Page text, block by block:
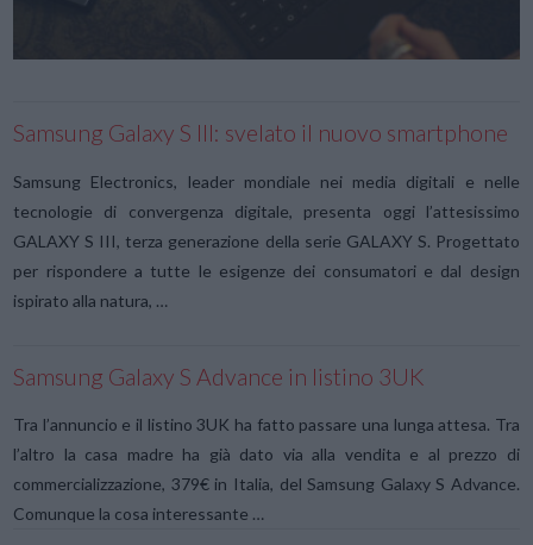
Samsung Galaxy S III: svelato il nuovo smartphone
Samsung Electronics, leader mondiale nei media digitali e nelle
tecnologie di convergenza digitale, presenta oggi l’attesissimo
GALAXY S III, terza generazione della serie GALAXY S. Progettato
per rispondere a tutte le esigenze dei consumatori e dal design
ispirato alla natura, …
Samsung Galaxy S Advance in listino 3UK
Tra l’annuncio e il listino 3UK ha fatto passare una lunga attesa. Tra
l’altro la casa madre ha già dato via alla vendita e al prezzo di
commercializzazione, 379€ in Italia, del Samsung Galaxy S Advance.
Comunque la cosa interessante …